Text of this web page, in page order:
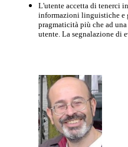
L'utente accetta di tenerci
informazioni linguistiche e
pragmaticità più che ad
utente. La segnalazione di